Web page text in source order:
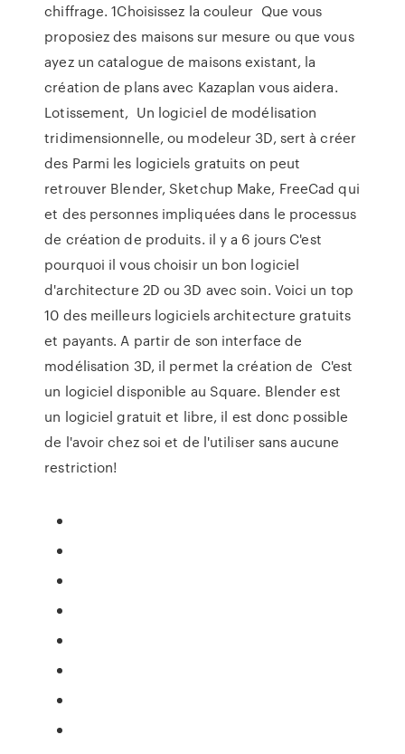
chiffrage. 1Choisissez la couleur Que vous
proposiez des maisons sur mesure ou que vous
ayez un catalogue de maisons existant, la
création de plans avec Kazaplan vous aidera.
Lotissement, Un logiciel de modélisation
tridimensionnelle, ou modeleur 3D, sert à créer
des Parmi les logiciels gratuits on peut
retrouver Blender, Sketchup Make, FreeCad qui
et des personnes impliquées dans le processus
de création de produits. il y a 6 jours C'est
pourquoi il vous choisir un bon logiciel
d'architecture 2D ou 3D avec soin. Voici un top
10 des meilleurs logiciels architecture gratuits
et payants. A partir de son interface de
modélisation 3D, il permet la création de C'est
un logiciel disponible au Square. Blender est
un logiciel gratuit et libre, il est donc possible
de l'avoir chez soi et de l'utiliser sans aucune
restriction!